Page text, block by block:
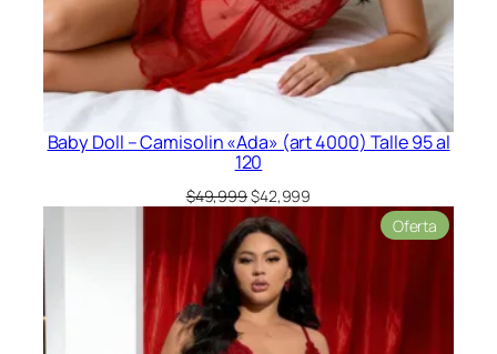
Baby Doll – Camisolin «Ada» (art 4000) Talle 95 al
120
$49,999El
precio
original
era:
$49,999.
$42,999
$42,999.
Oferta
en